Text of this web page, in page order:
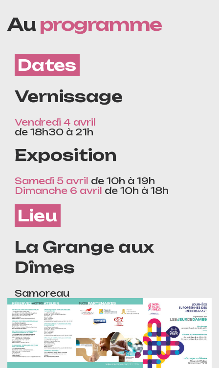
Au programme
Dates
Vernissage
Vendredi 4 avril
de 18h30 à 21h
Exposition
Samedi 5 avril de 10h à 19h
Dimanche 6 avril de 10h à 18h
Lieu
La Grange aux
Dîmes
Samoreau